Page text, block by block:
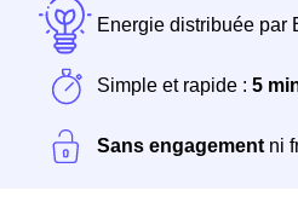
Energie distribuée par
Simple et rapide : 5
Sans engagement ni